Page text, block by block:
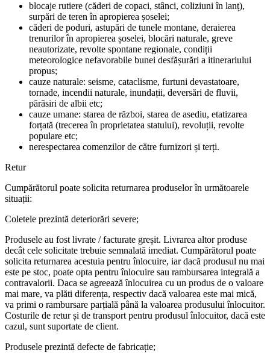
blocaje rutiere (căderi de copaci, stânci, coliziuni în lanț),
surpări de teren în apropierea șoselei;
căderi de poduri, astupări de tunele montane, deraierea
trenurilor în apropierea șoselei, blocări naturale, greve
neautorizate, revolte spontane regionale, condiții
meteorologice nefavorabile bunei desfășurări a itinerariului
propus;
cauze naturale: seisme, cataclisme, furtuni devastatoare,
tornade, incendii naturale, inundații, deversări de fluvii,
părăsiri de albii etc;
cauze umane: starea de război, starea de asediu, etatizarea
forțată (trecerea în proprietatea statului), revoluții, revolte
populare etc;
nerespectarea comenzilor de către furnizori și terți.
Retur
Cumpărătorul poate solicita returnarea produselor în următoarele
situații:
Coletele prezintă deteriorări severe;
Produsele au fost livrate / facturate greșit. Livrarea altor produse
decât cele solicitate trebuie semnalată imediat. Cumpărătorul poate
solicita returnarea acestuia pentru înlocuire, iar dacă produsul nu mai
este pe stoc, poate opta pentru înlocuire sau rambursarea integrală a
contravalorii. Daca se agreează înlocuirea cu un produs de o valoare
mai mare, va plăti diferența, respectiv dacă valoarea este mai mică,
va primi o rambursare parțială până la valoarea produsului înlocuitor.
Costurile de retur și de transport pentru produsul înlocuitor, dacă este
cazul, sunt suportate de client.
Produsele prezintă defecte de fabricație;